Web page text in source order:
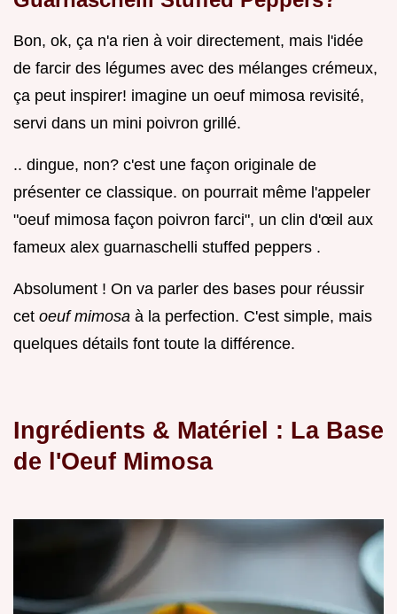
Bon, ok, ça n'a rien à voir directement, mais l'idée
de farcir des légumes avec des mélanges crémeux,
ça peut inspirer! imagine un oeuf mimosa revisité,
servi dans un mini poivron grillé.
.. dingue, non? c'est une façon originale de
présenter ce classique. on pourrait même l'appeler
"oeuf mimosa façon poivron farci", un clin d'œil aux
fameux alex guarnaschelli stuffed peppers .
Absolument ! On va parler des bases pour réussir
cet oeuf mimosa à la perfection. C'est simple, mais
quelques détails font toute la différence.
Ingrédients & Matériel : La Base
de l'Oeuf Mimosa